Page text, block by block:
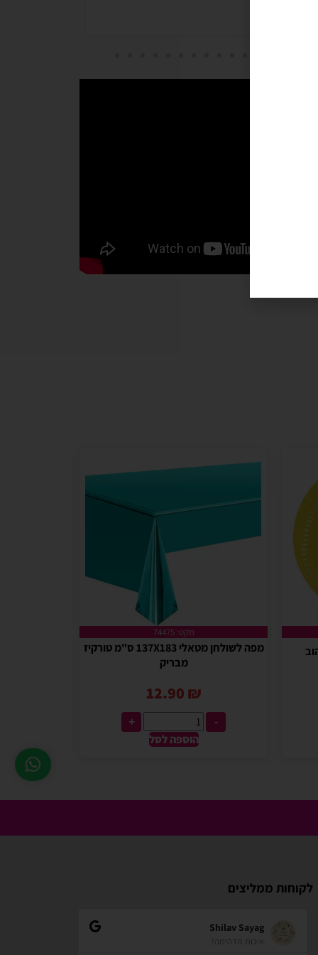
מקט: 74475
מפה לשולחן מטאלי 137X183 ס"מ טורקיז
מבריק
12.90 ₪
-
+
הוספה לסל
לקוחות ממליצים
Shilav Sayag
איכות מדהימה!